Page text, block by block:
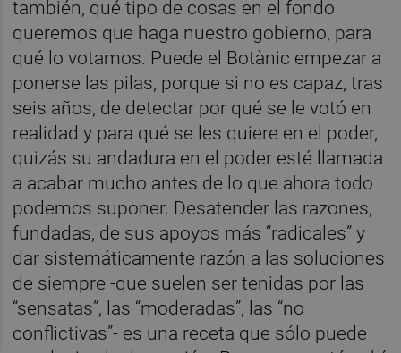
también, qué tipo de cosas en el fondo
queremos que haga nuestro gobierno, para
qué lo votamos. Puede el Botànic empezar a
ponerse las pilas, porque si no es capaz, tras
seis años, de detectar por qué se le votó en
realidad y para qué se les quiere en el poder,
quizás su andadura en el poder esté llamada
a acabar mucho antes de lo que ahora todo
podemos suponer. Desatender las razones,
fundadas, de sus apoyos más “radicales” y
dar sistemáticamente razón a las soluciones
de siempre -que suelen ser tenidas por las
“sensatas”, las “moderadas”, las “no
conflictivas”- es una receta que sólo puede